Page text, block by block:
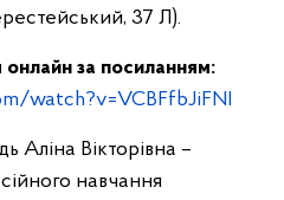
37 Л).
за посиланням:
watch?v=VCBFfbJiFNI
Аліна Вікторівна –
навчання